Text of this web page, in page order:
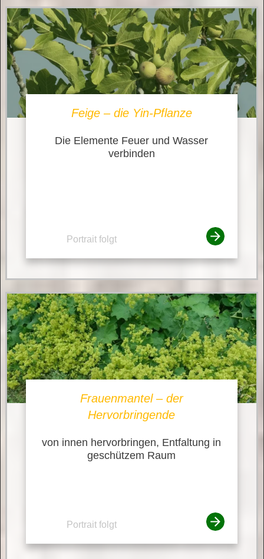
Feige – die Yin-Pflanze
Die Elemente Feuer und Wasser
verbinden
Portrait folgt
Frauenmantel – der
Hervorbringende
von innen hervorbringen, Entfaltung in
geschützem Raum
Portrait folgt